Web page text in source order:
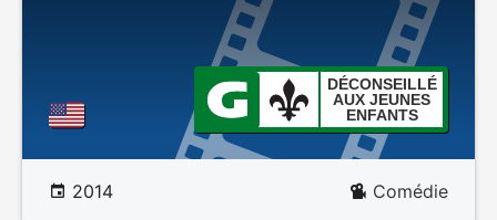
DÉCONSEILLÉ
AUX JEUNES
ENFANTS
2014 Comédie